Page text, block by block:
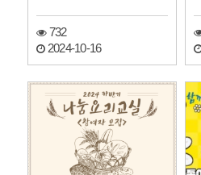
732
2024-10-16